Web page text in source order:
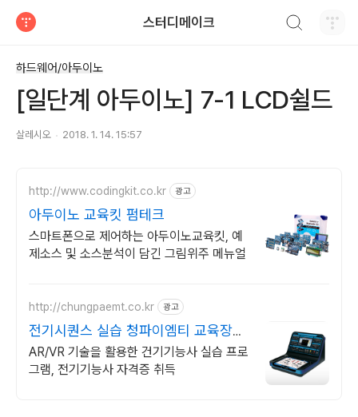
스터디메이크
하드웨어/아두이노
[일단계 아두이노] 7-1 LCD쉴드
살레시오 2018. 1. 14. 15:57
http://www.codingkit.co.kr 광고
아두이노 교육킷 펌테크
스마트폰으로 제어하는 아두이노교육킷, 예
제소스 및 소스분석이 담긴 그림위주 메뉴얼
http://chungpaemt.co.kr 광고
전기시퀀스 실습 청파이엠티 교육장비
잘 만드는 업체
AR/VR 기술을 활용한 건기기능사 실습 프로
그램, 전기기능사 자격증 취득